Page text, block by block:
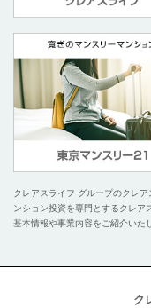
クレアスライフ グループのクレア
ンション投資を専門とするクレア
基本情報や事業内容をご紹介いた
ク